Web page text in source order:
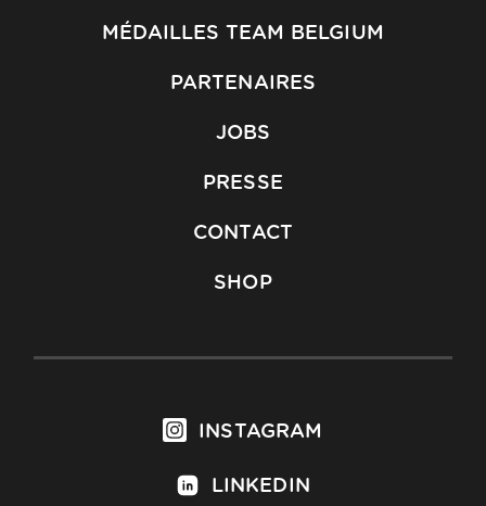
MÉDAILLES TEAM BELGIUM
PARTENAIRES
JOBS
PRESSE
CONTACT
SHOP
INSTAGRAM
LINKEDIN